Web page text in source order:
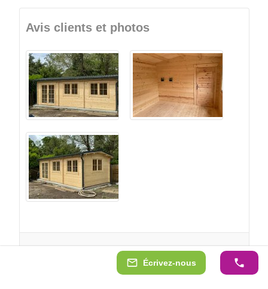
Avis clients et photos
Voir tous les avis des clientsÉcrivez-nous